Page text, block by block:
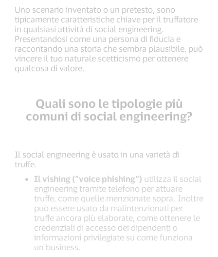
Uno scenario inventato o un pretesto, sono
tipicamente caratteristiche chiave per il truffatore
in qualsiasi attività di social engineering.
Presentandosi come una persona di fiducia e
raccontando una storia che sembra plausibile, può
vincere il tuo naturale scetticismo per ottenere
qualcosa di valore.
Quali sono le tipologie più
comuni di social engineering?
Il social engineering è usato in una varietà di
truffe.
Il vishing (“voice phishing”) utilizza il social
engineering tramite telefono per attuare
truffe, come quelle menzionate sopra. Inoltre
può essere usato da malintenzionati per
truffe ancora più elaborate, come ottenere le
credenziali di accesso dei dipendenti o
informazioni privilegiate su come funziona
un business.